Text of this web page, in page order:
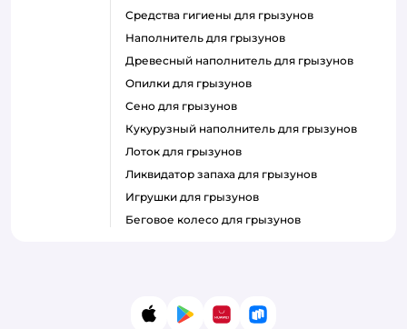
средства гигиены для грызунов
наполнитель для грызунов
древесный наполнитель для грызунов
опилки для грызунов
сено для грызунов
кукурузный наполнитель для грызунов
лоток для грызунов
ликвидатор запаха для грызунов
игрушки для грызунов
беговое колесо для грызунов
App StoreGoogle Play
AppGallery
RuStore